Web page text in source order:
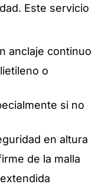
Este servicio
anclaje continuo
o
si no
en altura
de la malla